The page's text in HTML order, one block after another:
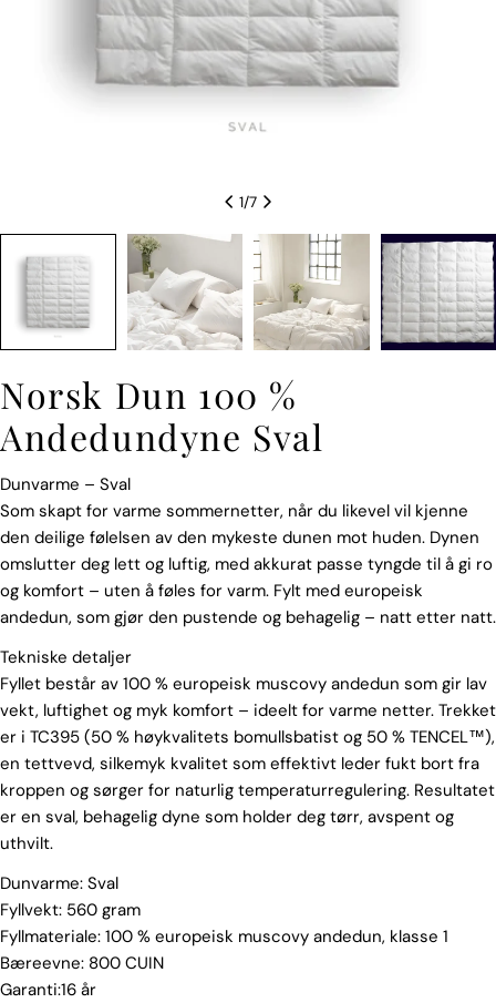
1/7
Norsk Dun 100 %
Andedundyne Sval
Dunvarme – Sval
Som skapt for varme sommernetter, når du likevel vil kjenne
den deilige følelsen av den mykeste dunen mot huden. Dynen
omslutter deg lett og luftig, med akkurat passe tyngde til å gi ro
og komfort – uten å føles for varm. Fylt med europeisk
andedun, som gjør den pustende og behagelig – natt etter natt.
Tekniske detaljer
Fyllet består av 100 % europeisk muscovy andedun som gir lav
vekt, luftighet og myk komfort – ideelt for varme netter. Trekket
er i TC395 (50 % høykvalitets bomullsbatist og 50 % TENCEL™),
en tettvevd, silkemyk kvalitet som effektivt leder fukt bort fra
kroppen og sørger for naturlig temperaturregulering. Resultatet
er en sval, behagelig dyne som holder deg tørr, avspent og
uthvilt.
Dunvarme: Sval
Fyllvekt: 560 gram
Fyllmateriale: 100 % europeisk muscovy andedun, klasse 1
Bæreevne: 800 CUIN
Garanti:16 år